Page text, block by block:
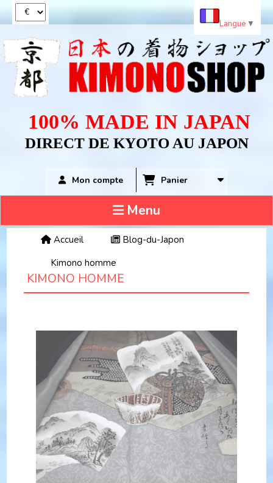
100% MADE IN JAPAN
DIRECT DE KYOTO AU JAPON
Mon compte Panier
Menu
Accueil
Blog-du-Japon
Kimono homme
KIMONO HOMME
Langue ▼
Panneau de gestion des cookies